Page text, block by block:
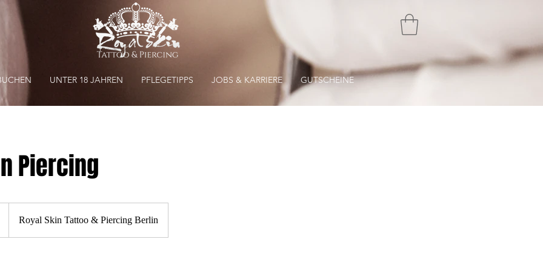
UNTER 18 JAHREN PFLEGETIPPS JOBS & KARRIERE GUTSCHEINE
Piercing
Royal Skin Tattoo & Piercing Berlin